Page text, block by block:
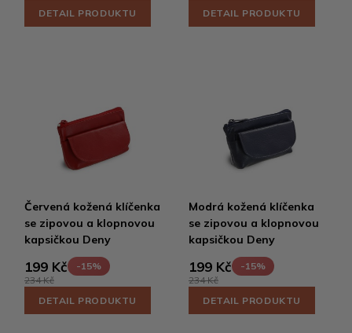
DETAIL PRODUKTU
DETAIL PRODUKTU
Červená kožená klíčenka
se zipovou a klopnovou
kapsičkou Deny
199 Kč
-15%
234 Kč
DETAIL PRODUKTU
Modrá kožená klíčenka
se zipovou a klopnovou
kapsičkou Deny
199 Kč
-15%
234 Kč
DETAIL PRODUKTU